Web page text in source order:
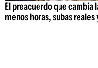
El preacuerdo que cambia
menos horas, subas